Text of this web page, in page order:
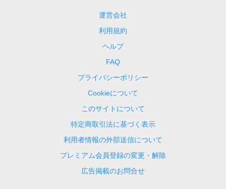
運営会社
利用規約
ヘルプ
FAQ
プライバシーポリシー
Cookieについて
このサイトについて
特定商取引法に基づく表示
利用者情報の外部送信について
プレミアム会員登録の変更・解除
広告掲載のお問合せ